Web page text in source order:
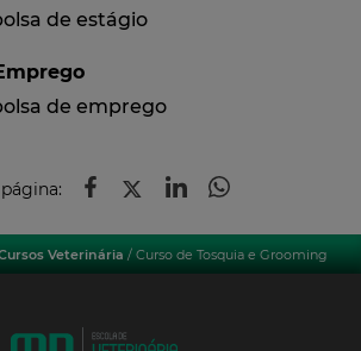
de estágio
de emprego
Veterinária / Curso de Tosquia e Grooming